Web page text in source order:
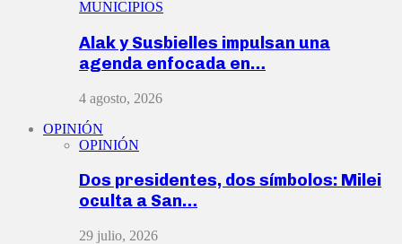
MUNICIPIOS
Alak y Susbielles impulsan una
agenda enfocada en…
4 agosto, 2026
OPINIÓN
OPINIÓN
Dos presidentes, dos símbolos: Milei
oculta a San…
29 julio, 2026